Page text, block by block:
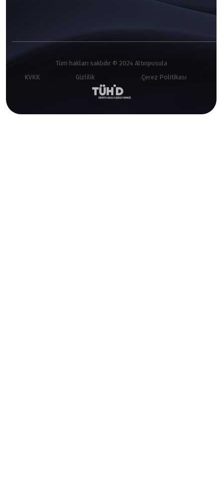
Tüm hakları saklıdır © 2024 Altınpusula
KVKK
Gizlilik Çerez Politikası